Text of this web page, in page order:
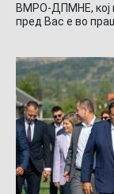
ВМРО-ДПМНЕ, кој
пред Вас е во